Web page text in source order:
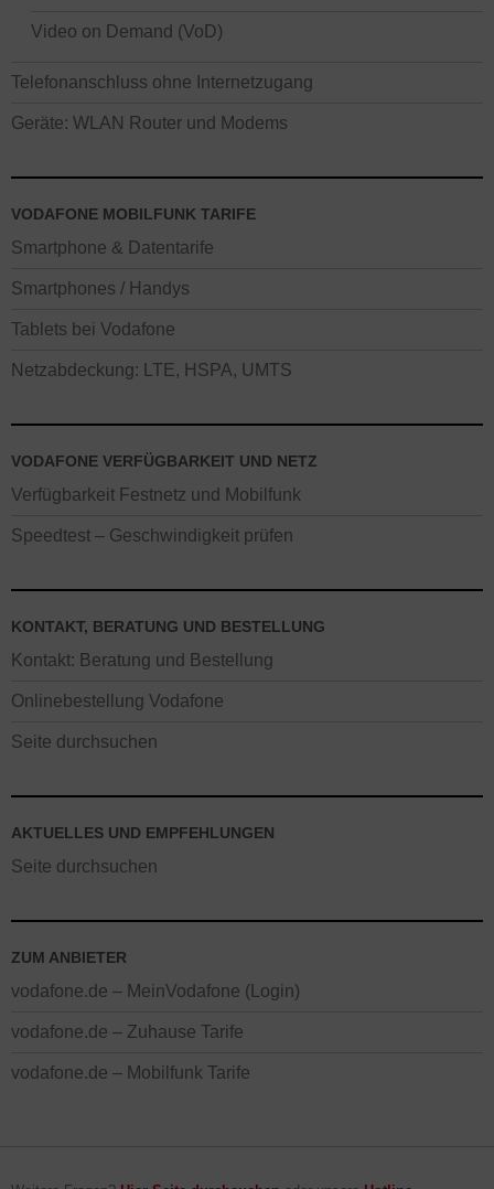
Video on Demand (VoD)
Telefonanschluss ohne Internetzugang
Geräte: WLAN Router und Modems
VODAFONE MOBILFUNK TARIFE
Smartphone & Datentarife
Smartphones / Handys
Tablets bei Vodafone
Netzabdeckung: LTE, HSPA, UMTS
VODAFONE VERFÜGBARKEIT UND NETZ
Verfügbarkeit Festnetz und Mobilfunk
Speedtest – Geschwindigkeit prüfen
KONTAKT, BERATUNG UND BESTELLUNG
Kontakt: Beratung und Bestellung
Onlinebestellung Vodafone
Seite durchsuchen
AKTUELLES UND EMPFEHLUNGEN
Seite durchsuchen
ZUM ANBIETER
vodafone.de – MeinVodafone (Login)
vodafone.de – Zuhause Tarife
vodafone.de – Mobilfunk Tarife